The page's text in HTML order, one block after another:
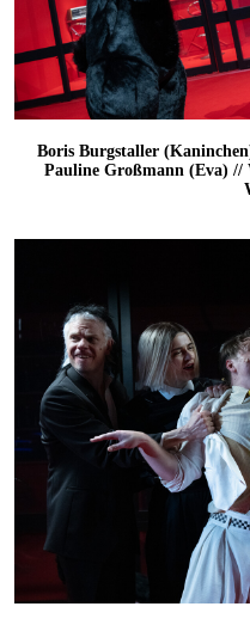
Boris Burgstaller
Pauline Großmann (Eva)